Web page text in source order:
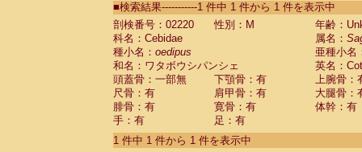
CebidaeSaguinus labiatus(0)
Cebidae Saguinus leucopus (0)
Cebidae
Cebidae
CebidaeSaguinus nigricollis (0)
Cebidae Saguinus oedipus
Cebidae Saguinus weddelli
Cebidae Saguinusspp.
Cebidae Aotus trivirgatus
Cebidae Cebus albifrons
■検索結果-----------1 件中 1 件から 1 件を表示中
剖検番号：02220
性別：M
年齢：
科名：Cebidae
属名：
種小名： oedipus
亜種小名
和名：ワタボウシパンシェ
英名：
頭蓋骨：一部無
下顎骨：有
上腕骨：
尺骨：有
肩甲骨：有
大腿骨：
腓骨：有
寛骨：有
体幹：有
手：有
足：有
1 件中 1 件から 1 件を表示中